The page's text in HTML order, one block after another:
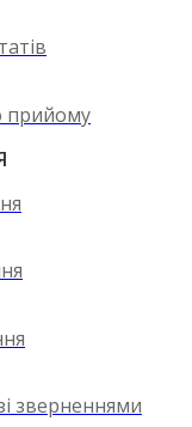
прийому
зверненнями